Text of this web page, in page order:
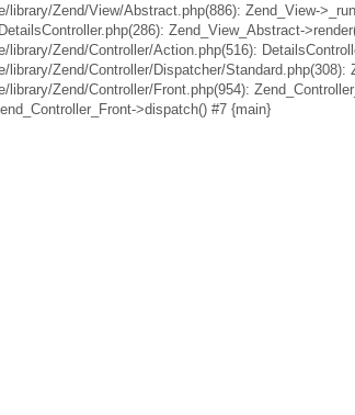
Zend/View/Abstract.php(886): Zend_View-
Zend_View_Abstract-
Zend/Controller/Action.php(516):
Zend/Controller/Dispatcher/
Zend/Controller/Front.php(954):
>dispatch() #7 {main}